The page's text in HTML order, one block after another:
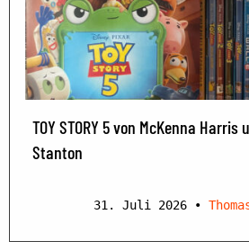
TOY STORY 5 von McKenna Harris
Stanton
31. Juli 2026 •